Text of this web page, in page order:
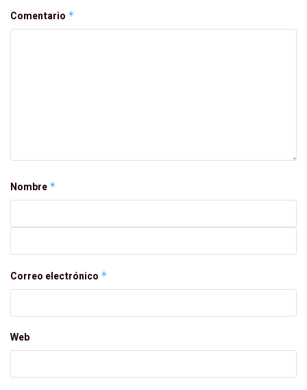
Comentario *
Nombre *
Correo electrónico *
Web